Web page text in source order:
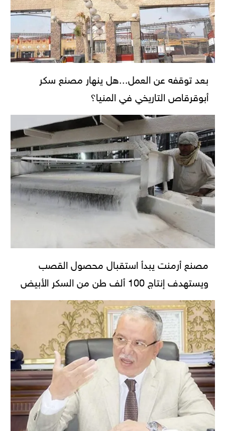
بعد توقفه عن العمل...هل ينهار مصنع سكر
أبوقرقاص التاريخي في المنيا؟
مصنع أرمنت يبدأ استقبال محصول القصب
ويستهدف إنتاج 100 ألف طن من السكر الأبيض